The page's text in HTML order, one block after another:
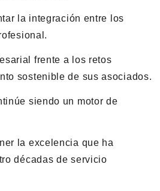
la integración entre los
frente a los retos
sostenible de sus asociados.
siendo un motor de
la excelencia que ha
décadas de servicio